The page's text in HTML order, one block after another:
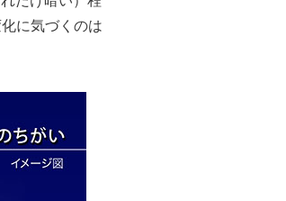
に気づくのは